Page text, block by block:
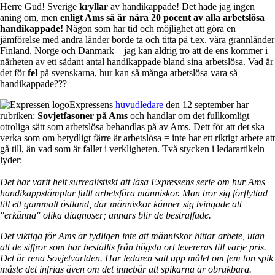
Herre Gud! Sverige kryllar av handikappade! Det hade jag ingen
aning om, men enligt Ams så är nära 20 pocent av alla arbetslösa
handikappade! Någon som har tid och möjlighet att göra en
jämförelse med andra länder borde ta och titta på t.ex. våra grannländer
Finland, Norge och Danmark – jag kan aldrig tro att de ens kommer i
närheten av ett sådant antal handikappade bland sina arbetslösa. Vad är
det förfel på svenskarna, hur kan så många arbetslösa vara så
handikappade???
Expressens huvudledare den 12 september har
rubriken: Sovjetfasoner på Ams och handlar om det fullkomligt
otroliga sätt som arbetslösa behandlas på av Ams. Dett för att det ska
verka som om betydligt färre är arbetslösa = inte har ett riktigt arbete att
gå till, än vad som är fallet i verkligheten. Två stycken i ledarartikeln
lyder:
Det har varit helt surrealistiskt att läsa Expressens serie om hur Ams
handikappstämplar fullt arbetsföra människor. Man tror sig förflyttad
till ett gammalt östland, där människor känner sig tvingade att
"erkänna" olika diagnoser; annars blir de bestraffade.
Det viktiga för Ams är tydligen inte att människor hittar arbete, utan
att de siffror som har beställts från högsta ort levereras till varje pris.
Det är rena Sovjetvärlden. Har ledaren satt upp målet om fem ton spik
måste det infrias även om det innebär att spikarna är obrukbara.